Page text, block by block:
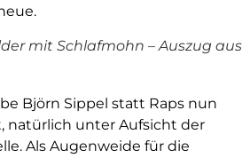
mit Schlafmohn – Auszug aus
Björn Sippel statt Raps nun
natürlich unter Aufsicht der
Als Augenweide für die